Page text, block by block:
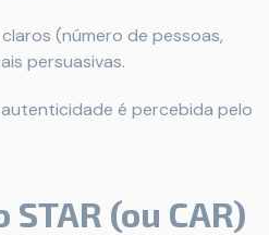
(número de pessoas,
persuasivas.
é percebida pelo
(ou CAR)